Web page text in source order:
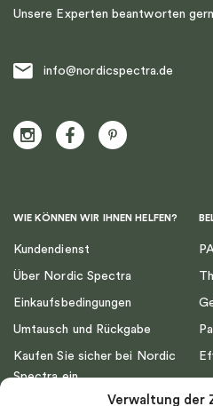
Verwaltung der
Unsere Experten beantworten
info@nordicspectra.de
WIE KÖNNEN WIR IHNEN HELFEN?
Kundendienst
Über Nordic Spectra
Einkaufsbedingungen
Umtausch und Rückgabe
Kaufen Sie sicher bei Nordic
Spectra ein